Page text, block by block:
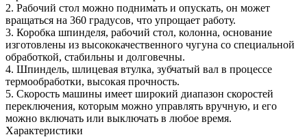
2. Рабочий стол можно поднимать и опускать, он может
вращаться на 360 градусов, что упрощает работу.
3. Коробка шпинделя, рабочий стол, колонна, основание
изготовлены из высококачественного чугуна со специальной
обработкой, стабильны и долговечны.
4. Шпиндель, шлицевая втулка, зубчатый вал в процессе
термообработки, высокая прочность.
5. Скорость машины имеет широкий диапазон скоростей
переключения, которым можно управлять вручную, и его
можно включать или выключать в любое время.
Характеристики